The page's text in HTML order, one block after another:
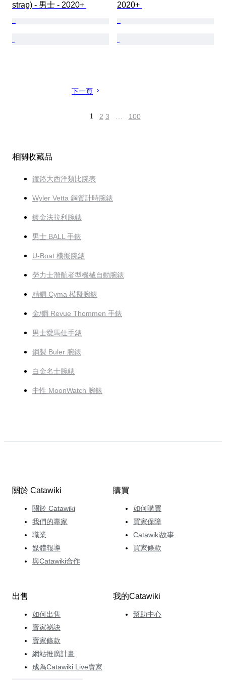
strap) - 男士 - 2020+
2020+
下一頁
1 2 3 … 100
相關收藏品
鍍鉻大西洋類比腕表
Wyler Vetta 鋼質計時腕錶
鍍金法拉利腕錶
男士 BALL 手錶
U-Boat 模擬腕錶
勞力士潛航者型機械自動腕錶
精鋼 Cyma 模擬腕錶
金/鋼 Revue Thommen 手錶
男士愛馬仕手錶
鋼製 Buler 腕錶
白金名士腕錶
中性 MoonWatch 腕錶
關於 Catawiki
關於 Catawiki
我們的專家
職業
媒體報導
與Catawiki合作
購買
如何購買
買家保障
Catawiki故事
買家條款
出售
如何出售
賣家祕訣
賣家條款
網站推廣計畫
成為Catawiki Live賣家
我的Catawiki
幫助中心